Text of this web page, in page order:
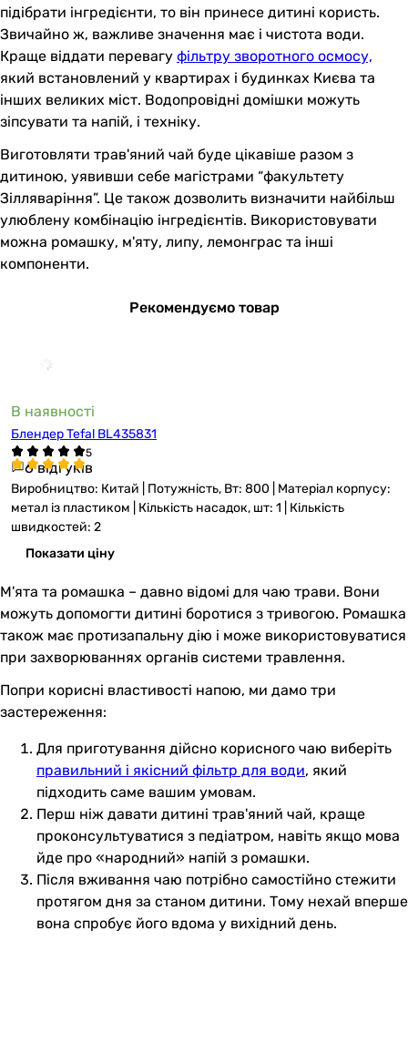
підібрати інгредієнти, то він принесе дитині користь.
Звичайно ж, важливе значення має і чистота води.
Краще віддати перевагу фільтру зворотного осмосу,
який встановлений у квартирах і будинках Києва та
інших великих міст. Водопровідні домішки можуть
зіпсувати та напій, і техніку.
Виготовляти трав'яний чай буде цікавіше разом з
дитиною, уявивши себе магістрами “факультету
Зілляваріння”. Це також дозволить визначити найбільш
улюблену комбінацію інгредієнтів. Використовувати
можна ромашку, м'яту, липу, лемонграс та інші
компоненти.
Рекомендуємо товар
В наявності
Блендер Tefal BL435831
6 відгуків
Виробництво: Китай | Потужність, Вт: 800 | Матеріал корпусу:
метал із пластиком | Кількість насадок, шт: 1 | Кількість
швидкостей: 2
Показати ціну
М'ята та ромашка – давно відомі для чаю трави. Вони
можуть допомогти дитині боротися з тривогою. Ромашка
також має протизапальну дію і може використовуватися
при захворюваннях органів системи травлення.
Попри корисні властивості напою, ми дамо три
застереження:
Для приготування дійсно корисного чаю виберіть
правильний і якісний фільтр для води, який
підходить саме вашим умовам.
Перш ніж давати дитині трав'яний чай, краще
проконсультуватися з педіатром, навіть якщо мова
йде про «народний» напій з ромашки.
Після вживання чаю потрібно самостійно стежити
протягом дня за станом дитини. Тому нехай вперше
вона спробує його вдома у вихідний день.